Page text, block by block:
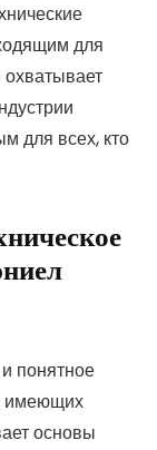
для
охватывает
для всех, кто
понятное
имеющих
основы